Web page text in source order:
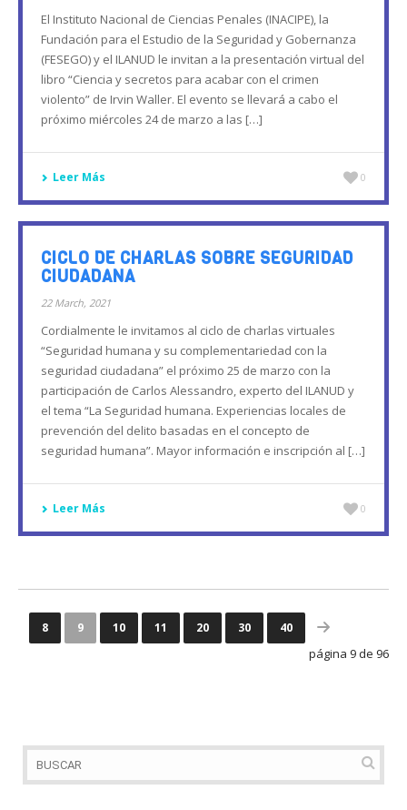
El Instituto Nacional de Ciencias Penales (INACIPE), la
Fundación para el Estudio de la Seguridad y Gobernanza
(FESEGO) y el ILANUD le invitan a la presentación virtual del
libro “Ciencia y secretos para acabar con el crimen
violento” de Irvin Waller. El evento se llevará a cabo el
próximo miércoles 24 de marzo a las […]
Leer Más 0
CICLO DE CHARLAS SOBRE SEGURIDAD
CIUDADANA
22 March, 2021
Cordialmente le invitamos al ciclo de charlas virtuales
“Seguridad humana y su complementariedad con la
seguridad ciudadana” el próximo 25 de marzo con la
participación de Carlos Alessandro, experto del ILANUD y
el tema “La Seguridad humana. Experiencias locales de
prevención del delito basadas en el concepto de
seguridad humana”. Mayor información e inscripción al […]
Leer Más 0
8 9 10 11 20 30 40
página 9 de 96